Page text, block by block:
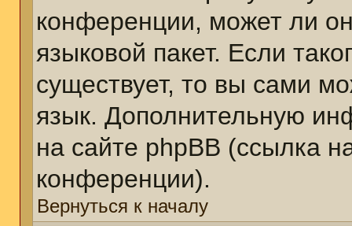
конференции, может ли
языковой пакет. Если
существует, то вы сами
язык. Дополнительную
на сайте phpBB (ссылка
конференции).
Вернуться к началу